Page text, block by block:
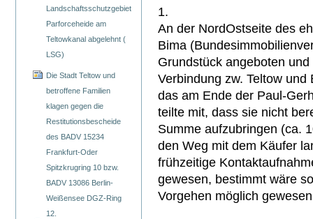
Landschaftsschutzgebiet
Parforceheide am
Teltowkanal abgelehnt (
LSG)
Die Stadt Teltow und
betroffene Familien
klagen gegen die
Restitutionsbescheide
des BADV 15234
Frankfurt-Oder
Spitzkrugring 10 bzw.
BADV 13086 Berlin-
Weißensee DGZ-Ring
12.
1.
An der NordOstseite des
Bima
Grundstück angeboten
Verbindung zw. Teltow
das am Ende der Paul-
teilte mit, dass sie nicht
Summe aufzubringen (ca.
den Weg mit dem Käufer
frühzeitige
gewesen, bestimmt wäre
Vorgehen möglich